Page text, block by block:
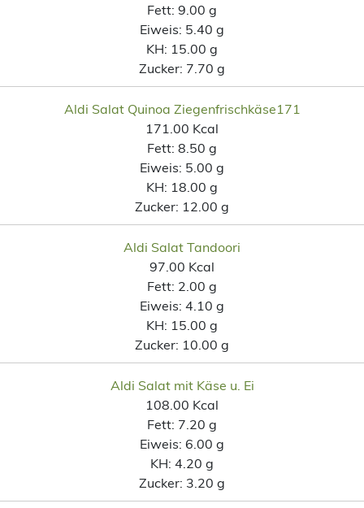
Fett: 9.00 g
Eiweis: 5.40 g
KH: 15.00 g
Zucker: 7.70 g
Aldi Salat Quinoa Ziegenfrischkäse171
171.00 Kcal
Fett: 8.50 g
Eiweis: 5.00 g
KH: 18.00 g
Zucker: 12.00 g
Aldi Salat Tandoori
97.00 Kcal
Fett: 2.00 g
Eiweis: 4.10 g
KH: 15.00 g
Zucker: 10.00 g
Aldi Salat mit Käse u. Ei
108.00 Kcal
Fett: 7.20 g
Eiweis: 6.00 g
KH: 4.20 g
Zucker: 3.20 g